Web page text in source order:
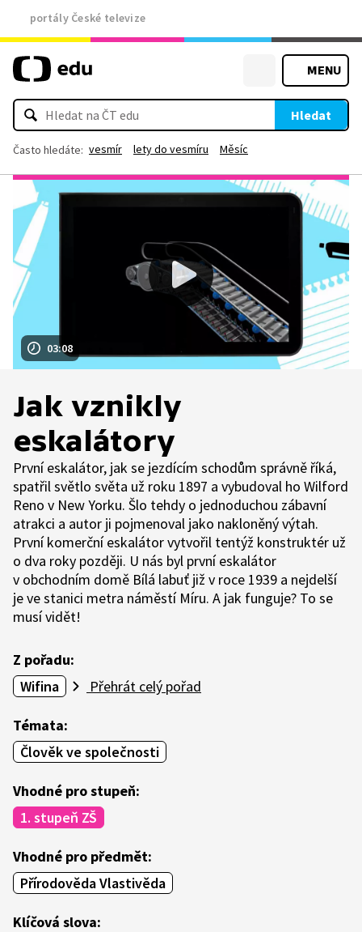
portály České televize
MENU
Hledat
Často hledáte: vesmír lety do vesmíru Měsíc
03:08
Jak vznikly
eskalátory
První eskalátor, jak se jezdícím schodům správně říká,
spatřil světlo světa už roku 1897 a vybudoval ho Wilford
Reno v New Yorku. Šlo tehdy o jednoduchou zábavní
atrakci a autor ji pojmenoval jako nakloněný výtah.
První komerční eskalátor vytvořil tentýž konstruktér už
o dva roky později. U nás byl první eskalátor
v obchodním domě Bílá labuť již v roce 1939 a nejdelší
je ve stanici metra náměstí Míru. A jak funguje? To se
musí vidět!
Z pořadu:
Wifina
Přehrát celý pořad
Témata:
Člověk ve společnosti
Vhodné pro stupeň:
1. stupeň ZŠ
Vhodné pro předmět:
Přírodověda Vlastivěda
Klíčová slova: